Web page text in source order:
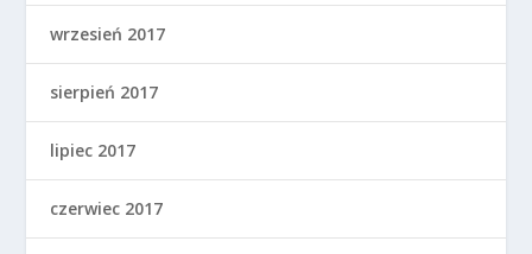
wrzesień 2017
sierpień 2017
lipiec 2017
czerwiec 2017